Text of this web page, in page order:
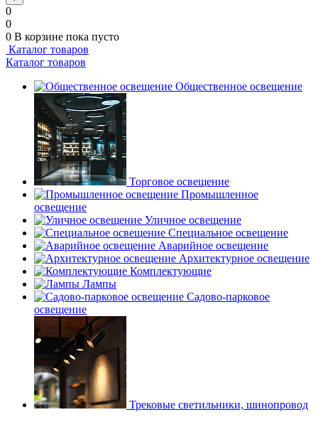
0
0
0 В корзине пока пусто
Каталог товаров
Каталог товаров
Общественное освещение
Торговое освещение
Промышленное
освещение
Уличное освещение
Специальное освещение
Аварийное освещение
Архитектурное освещение
Комплектующие
Лампы
Садово-парковое
освещение
Трековые светильники, шинопровод